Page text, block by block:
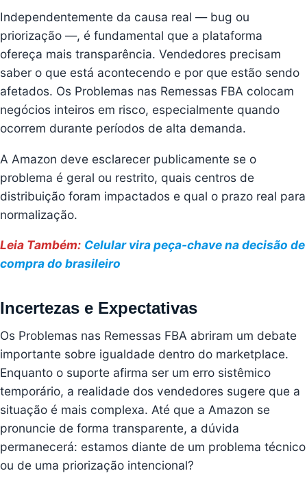
Independentemente da causa real — bug ou
priorização —, é fundamental que a plataforma
ofereça mais transparência. Vendedores precisam
saber o que está acontecendo e por que estão sendo
afetados. Os Problemas nas Remessas FBA colocam
negócios inteiros em risco, especialmente quando
ocorrem durante períodos de alta demanda.
A Amazon deve esclarecer publicamente se o
problema é geral ou restrito, quais centros de
distribuição foram impactados e qual o prazo real para
normalização.
Leia Também: Celular vira peça-chave na decisão de
compra do brasileiro
Incertezas e Expectativas
Os Problemas nas Remessas FBA abriram um debate
importante sobre igualdade dentro do marketplace.
Enquanto o suporte afirma ser um erro sistêmico
temporário, a realidade dos vendedores sugere que a
situação é mais complexa. Até que a Amazon se
pronuncie de forma transparente, a dúvida
permanecerá: estamos diante de um problema técnico
ou de uma priorização intencional?